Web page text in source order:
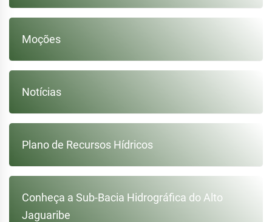
Moções
Notícias
Plano de Recursos Hídricos
Conheça a Sub-Bacia Hidrográfica do Alto
Jaguaribe